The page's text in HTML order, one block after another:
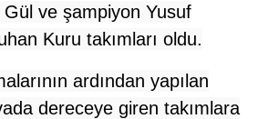
Gül ve şampiyon Yusuf
Kuru takımları oldu.
ardından yapılan
dereceye giren takımlara